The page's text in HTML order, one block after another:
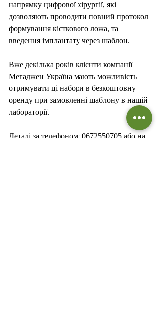
напрямку цифрової хірургії, які
дозволяють проводити повний протокол
формування кісткового ложа, та
введення імплантату через шаблон.
Вже декілька років клієнти компанії
Мегаджен Україна мають можливість
отримувати ці набори в безкоштовну
оренду при замовленні шаблону в нашій
лабораторії.
Деталі за телефоном: 0672550705 або на